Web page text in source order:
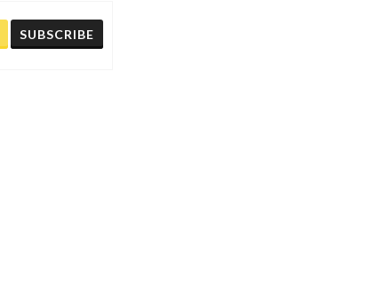
SUBSCRIBE